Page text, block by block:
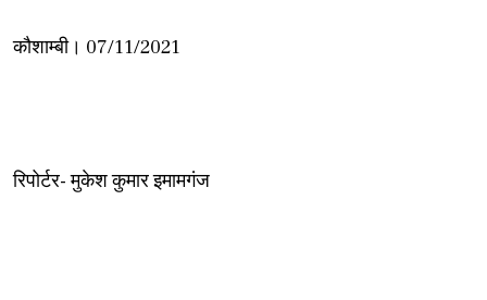
कौशाम्बी। 07/11/2021
रिपोर्टर- मुकेश कुमार इमामगंज